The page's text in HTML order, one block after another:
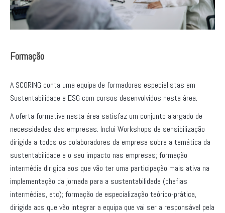
Formação
A SCORING conta uma equipa de formadores especialistas em
Sustentabilidade e ESG com cursos desenvolvidos nesta área.
A oferta formativa nesta área satisfaz um conjunto alargado de
necessidades das empresas. Inclui Workshops de sensibilização
dirigida a todos os colaboradores da empresa sobre a temática da
sustentabilidade e o seu impacto nas empresas; formação
intermédia dirigida aos que vão ter uma participação mais ativa na
implementação da jornada para a sustentabilidade (chefias
intermédias, etc); formação de especialização teórico-prática,
dirigida aos que vão integrar a equipa que vai ser a responsável pela